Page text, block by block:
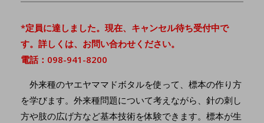
*定員に達しました。現在、キャンセル待ち受付中で
す。詳しくは、お問い合わせください。
電話：098-941-8200
外来種のヤエヤママドボタルを使って、標本の作り方
を学びます。外来種問題について考えながら、針の刺し
方や肢の広げ方など基本技術を体験できます。標本が生